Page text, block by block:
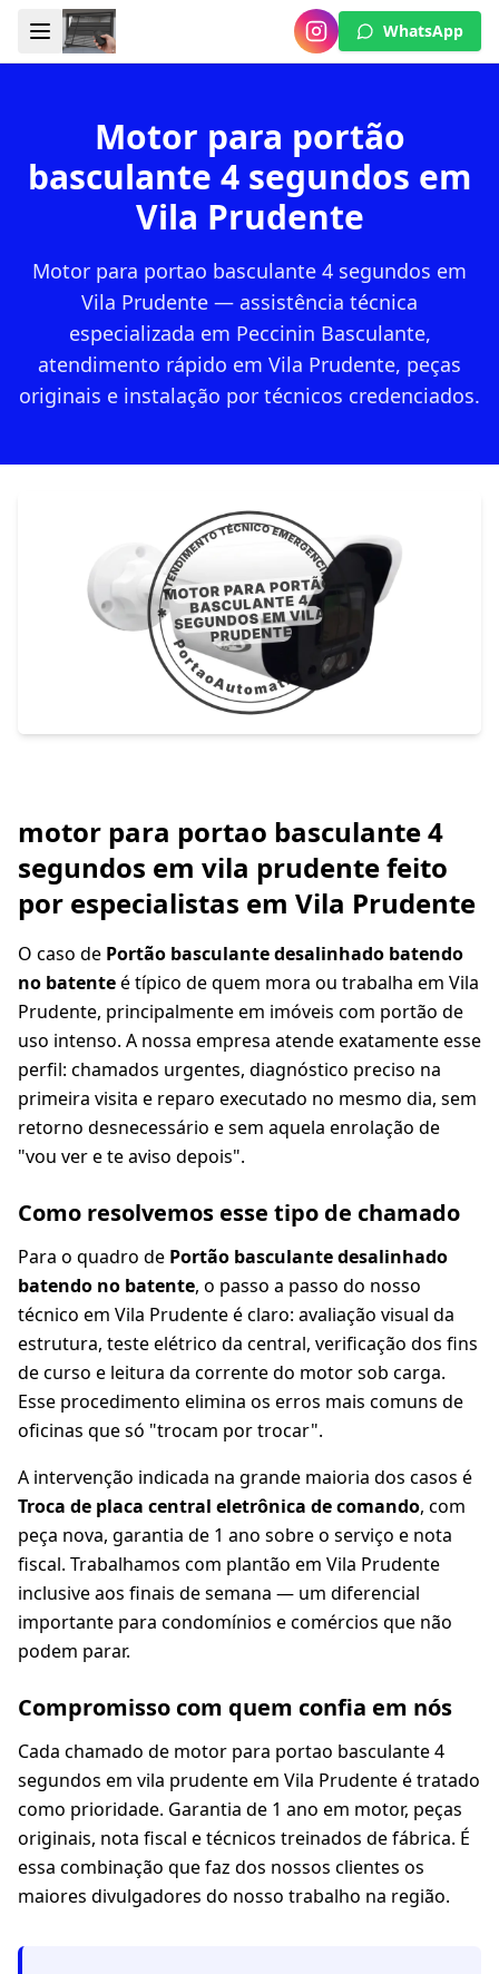
WhatsApp
Motor para portão
basculante 4 segundos em
Vila Prudente
Motor para portao basculante 4 segundos em
Vila Prudente — assistência técnica
especializada em Peccinin Basculante,
atendimento rápido em Vila Prudente, peças
originais e instalação por técnicos credenciados.
motor para portao basculante 4
segundos em vila prudente feito
por especialistas em Vila Prudente
O caso de Portão basculante desalinhado batendo
no batenteé típico de quem mora ou trabalha em Vila
Prudente, principalmente em imóveis com portão de
uso intenso. A nossa empresa atende exatamente esse
perfil: chamados urgentes, diagnóstico preciso na
primeira visita e reparo executado no mesmo dia, sem
retorno desnecessário e sem aquela enrolação de
"vou ver e te aviso depois".
Como resolvemos esse tipo de chamado
Para o quadro de Portão basculante desalinhado
batendo no batente, o passo a passo do nosso
técnico em Vila Prudente é claro: avaliação visual da
estrutura, teste elétrico da central, verificação dos fins
de curso e leitura da corrente do motor sob carga.
Esse procedimento elimina os erros mais comuns de
oficinas que só "trocam por trocar".
A intervenção indicada na grande maioria dos casos é
Troca de placa central eletrônica de comando, com
peça nova, garantia de 1 ano sobre o serviço e nota
fiscal. Trabalhamos com plantão em Vila Prudente
inclusive aos finais de semana — um diferencial
importante para condomínios e comércios que não
podem parar.
Compromisso com quem confia em nós
Cada chamado de motor para portao basculante 4
segundos em vila prudente em Vila Prudente é tratado
como prioridade. Garantia de 1 ano em motor, peças
originais, nota fiscal e técnicos treinados de fábrica. É
essa combinação que faz dos nossos clientes os
maiores divulgadores do nosso trabalho na região.